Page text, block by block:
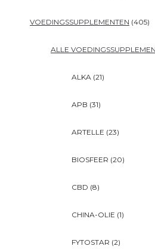
VOEDINGSSUPPLEMENTEN (405)
ALLE
ALKA (21)
APB (31)
ARTELLE (23)
BIOSFEER (20)
CBD (8)
CHINA-OLIE (1)
FYTOSTAR (2)